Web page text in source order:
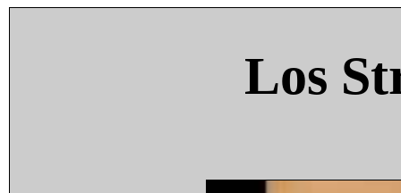
Los